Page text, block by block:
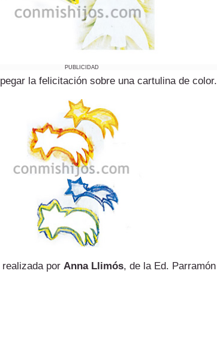
PUBLICIDAD
la felicitación sobre una cartulina de color.
realizada por Anna Llimós, de la Ed. Parramón